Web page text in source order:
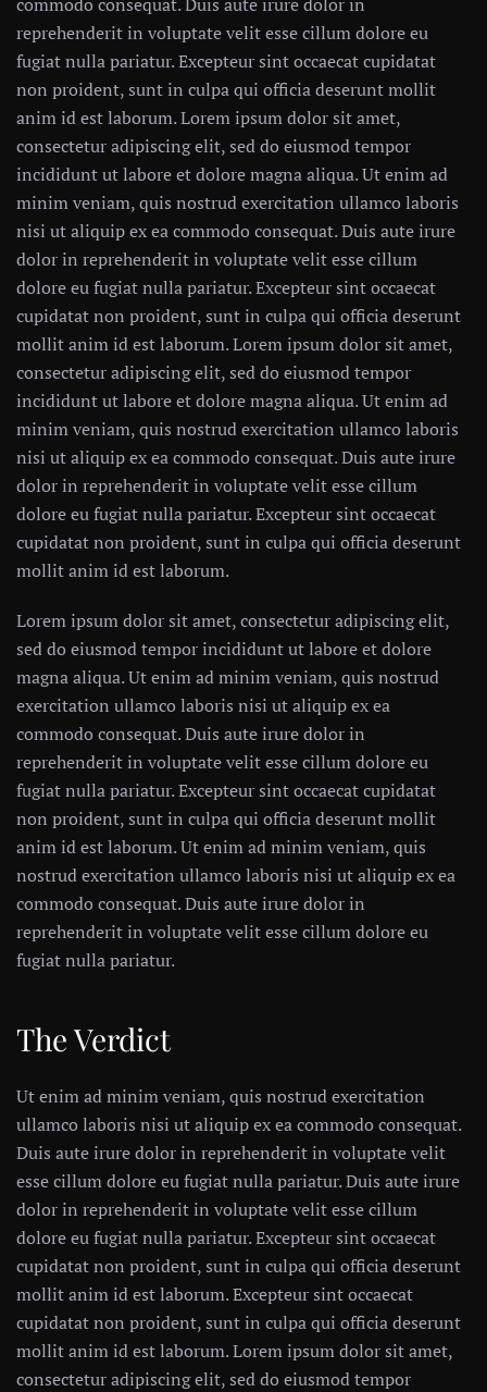
reprehenderit in voluptate velit esse cillum dolore eu
fugiat nulla pariatur. Excepteur sint occaecat cupidatat
non proident, sunt in culpa qui officia deserunt mollit
anim id est laborum. Lorem ipsum dolor sit amet,
consectetur adipiscing elit, sed do eiusmod tempor
incididunt ut labore et dolore magna aliqua. Ut enim ad
minim veniam, quis nostrud exercitation ullamco laboris
nisi ut aliquip ex ea commodo consequat. Duis aute irure
dolor in reprehenderit in voluptate velit esse cillum
dolore eu fugiat nulla pariatur. Excepteur sint occaecat
cupidatat non proident, sunt in culpa qui officia deserunt
mollit anim id est laborum. Lorem ipsum dolor sit amet,
consectetur adipiscing elit, sed do eiusmod tempor
incididunt ut labore et dolore magna aliqua. Ut enim ad
minim veniam, quis nostrud exercitation ullamco laboris
nisi ut aliquip ex ea commodo consequat. Duis aute irure
dolor in reprehenderit in voluptate velit esse cillum
dolore eu fugiat nulla pariatur. Excepteur sint occaecat
cupidatat non proident, sunt in culpa qui officia deserunt
mollit anim id est laborum.
Lorem ipsum dolor sit amet, consectetur adipiscing elit,
sed do eiusmod tempor incididunt ut labore et dolore
magna aliqua. Ut enim ad minim veniam, quis nostrud
exercitation ullamco laboris nisi ut aliquip ex ea
commodo consequat. Duis aute irure dolor in
reprehenderit in voluptate velit esse cillum dolore eu
fugiat nulla pariatur. Excepteur sint occaecat cupidatat
non proident, sunt in culpa qui officia deserunt mollit
anim id est laborum. Ut enim ad minim veniam, quis
nostrud exercitation ullamco laboris nisi ut aliquip ex ea
commodo consequat. Duis aute irure dolor in
reprehenderit in voluptate velit esse cillum dolore eu
fugiat nulla pariatur.
The Verdict
Ut enim ad minim veniam, quis nostrud exercitation
ullamco laboris nisi ut aliquip ex ea commodo consequat.
Duis aute irure dolor in reprehenderit in voluptate velit
esse cillum dolore eu fugiat nulla pariatur. Duis aute irure
dolor in reprehenderit in voluptate velit esse cillum
dolore eu fugiat nulla pariatur. Excepteur sint occaecat
cupidatat non proident, sunt in culpa qui officia deserunt
mollit anim id est laborum. Excepteur sint occaecat
cupidatat non proident, sunt in culpa qui officia deserunt
mollit anim id est laborum. Lorem ipsum dolor sit amet,
consectetur adipiscing elit, sed do eiusmod tempor